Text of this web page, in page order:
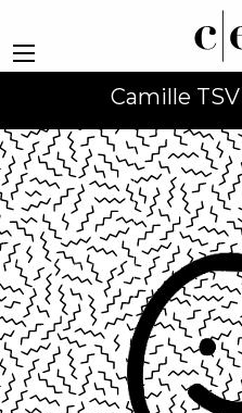
Camille